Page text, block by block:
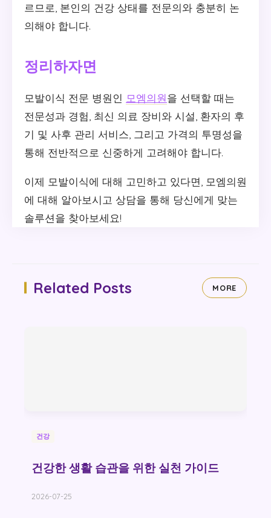
르므로, 본인의 건강 상태를 전문의와 충분히 논
의해야 합니다.
정리하자면
모발이식 전문 병원인 모엠의원을 선택할 때는
전문성과 경험, 최신 의료 장비와 시설, 환자의 후
기 및 사후 관리 서비스, 그리고 가격의 투명성을
통해 전반적으로 신중하게 고려해야 합니다.
이제 모발이식에 대해 고민하고 있다면, 모엠의원
에 대해 알아보시고 상담을 통해 당신에게 맞는
솔루션을 찾아보세요!
Related Posts MORE
건강
건강한 생활 습관을 위한 실천 가이드
2026-07-25